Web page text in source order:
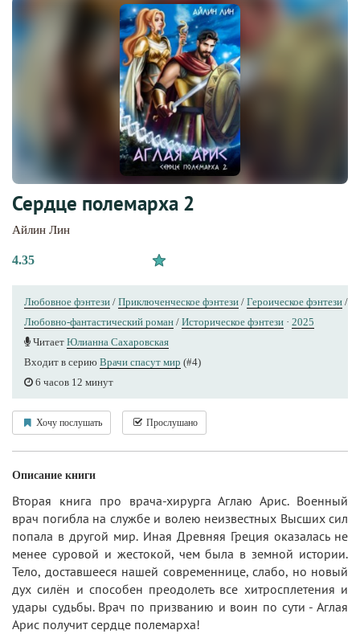
Сердце полемарха 2
Айлин Лин
4.35
Любовное фэнтези / Приключенческое фэнтези / Героическое фэнтези /
Любовно-фантастический роман / Историческое фэнтези · 2025
Читает Юлианна Сахаровская
Входит в серию Врачи спасут мир (#4)
6 часов 12 минут
Хочу послушать Прослушано
Описание книги
Вторая книга про врача-хирурга Аглаю Арис. Военный
врач погибла на службе и волею неизвестных Высших сил
попала в другой мир. Иная Древняя Греция оказалась не
менее суровой и жестокой, чем была в земной истории.
Тело, доставшееся нашей современнице, слабо, но новый
дух силён и способен преодолеть все хитросплетения и
удары судьбы. Врач по призванию и воин по сути - Аглая
Арис получит сердце полемарха!